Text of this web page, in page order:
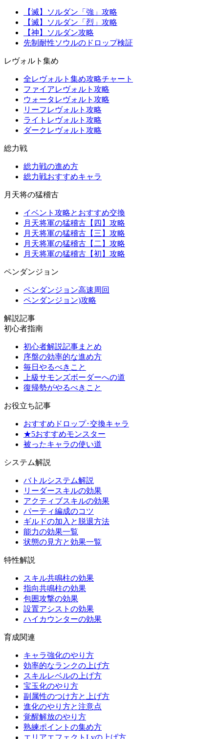
【滅】ソルダン「強」攻略
【滅】ソルダン「烈」攻略
【神】ソルダン攻略
先制耐性ソウルのドロップ検証
レヴォルト集め
全レヴォルト集め攻略チャート
ファイアレヴォルト攻略
ウォータレヴォルト攻略
リーフレヴォルト攻略
ライトレヴォルト攻略
ダークレヴォルト攻略
総力戦
総力戦の進め方
総力戦おすすめキャラ
月天将の猛稽古
イベント攻略とおすすめ交換
月天将軍の猛稽古【四】攻略
月天将軍の猛稽古【三】攻略
月天将軍の猛稽古【二】攻略
月天将軍の猛稽古【初】攻略
ペンダンジョン
ペンダンジョン高速周回
ペンダンジョン)攻略
解説記事
初心者指南
初心者解説記事まとめ
序盤の効率的な進め方
毎日やるべきこと
上級サモンズボーダーへの道
復帰勢がやるべきこと
お役立ち記事
おすすめドロップ･交換キャラ
★5おすすめモンスター
被ったキャラの使い道
システム解説
バトルシステム解説
リーダースキルの効果
アクティブスキルの効果
パーティ編成のコツ
ギルドの加入と脱退方法
能力の効果一覧
状態の見方と効果一覧
特性解説
スキル共鳴柱の効果
指向共鳴柱の効果
包囲攻撃の効果
設置アシストの効果
ハイカウンターの効果
育成関連
キャラ強化のやり方
効率的なランクの上げ方
スキルレベルの上げ方
宝玉化のやり方
副属性のつけ方と上げ方
進化のやり方と注意点
覚醒解放のやり方
熟練ポイントの集め方
エリアエフェクトLvの上げ方